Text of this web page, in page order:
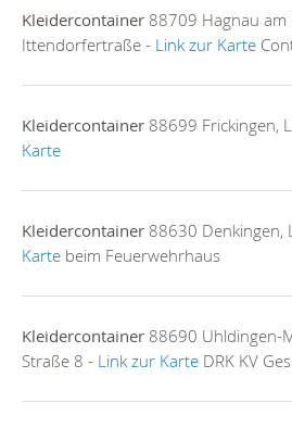
Kleidercontainer 88709 Hagnau am
Ittendorfertraße - Link zur Karte
Kleidercontainer 88699 Frickingen,
Karte
Kleidercontainer 88630 Denkingen,
Karte beim Feuerwehrhaus
Kleidercontainer 88690 Uhldingen-
Straße 8 - Link zur Karte DRK KV